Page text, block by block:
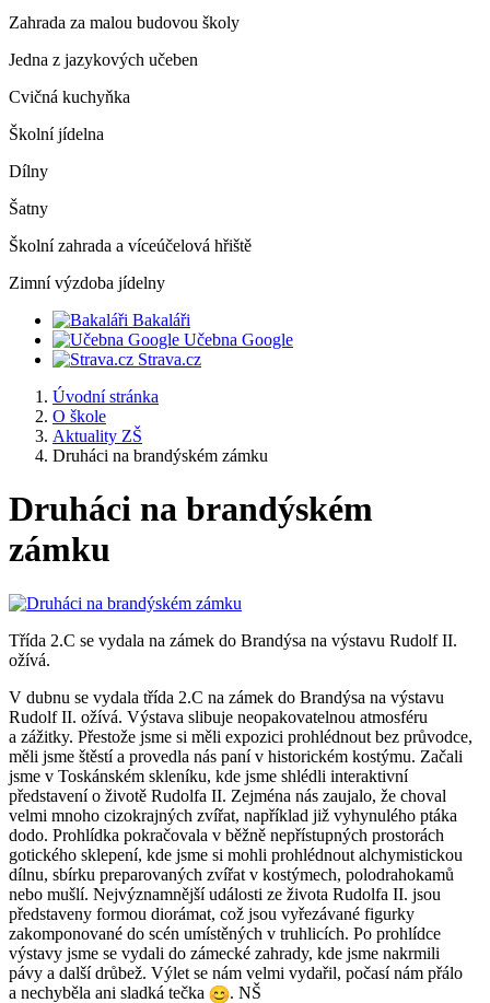
Zahrada za malou budovou školy
Jedna z jazykových učeben
Cvičná kuchyňka
Školní jídelna
Dílny
Šatny
Školní zahrada a víceúčelová hřiště
Zimní výzdoba jídelny
Bakaláři
Učebna Google
Strava.cz
Úvodní stránka
O škole
Aktuality ZŠ
Druháci na brandýském zámku
Druháci na brandýském
zámku
Třída 2.C se vydala na zámek do Brandýsa na výstavu Rudolf II.
ožívá.
V dubnu se vydala třída 2.C na zámek do Brandýsa na výstavu
Rudolf II. ožívá. Výstava slibuje neopakovatelnou atmosféru
a zážitky. Přestože jsme si měli expozici prohlédnout bez průvodce,
měli jsme štěstí a provedla nás paní v historickém kostýmu. Začali
jsme v Toskánském skleníku, kde jsme shlédli interaktivní
představení o životě Rudolfa II. Zejména nás zaujalo, že choval
velmi mnoho cizokrajných zvířat, například již vyhynulého ptáka
dodo. Prohlídka pokračovala v běžně nepřístupných prostorách
gotického sklepení, kde jsme si mohli prohlédnout alchymistickou
dílnu, sbírku preparovaných zvířat v kostýmech, polodrahokamů
nebo mušlí. Nejvýznamnější události ze života Rudolfa II. jsou
představeny formou diorámat, což jsou vyřezávané figurky
zakomponované do scén umístěných v truhlicích. Po prohlídce
výstavy jsme se vydali do zámecké zahrady, kde jsme nakrmili
pávy a další drůbež. Výlet se nám velmi vydařil, počasí nám přálo
a nechyběla ani sladká tečka
. NŠ